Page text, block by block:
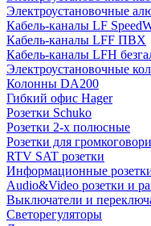
Электроустановочные
Кабель-каналы LF
Кабель-каналы LFF ПВХ
Кабель-каналы LFH
Электроустановочные
Колонны DA200
Гибкий офис Hager
Розетки Schuko
Розетки 2-х полюсные
Розетки для
RTV SAT розетки
Информационные
Audio&Video розетки и
Выключатели и
Светорегуляторы